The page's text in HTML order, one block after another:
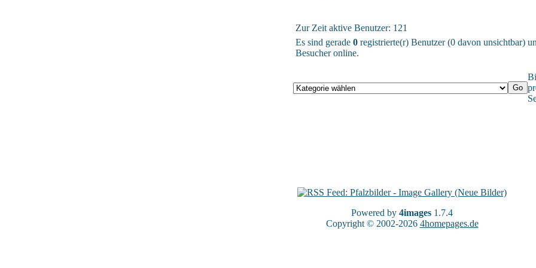
Zur Zeit aktive Benutzer: 121
Es sind gerade 0 registrierte(r) Benutzer (0 davon unsichtbar)
Besucher online.
Powered by 4images 1.7.4
Copyright © 2002-2026 4homepages.de